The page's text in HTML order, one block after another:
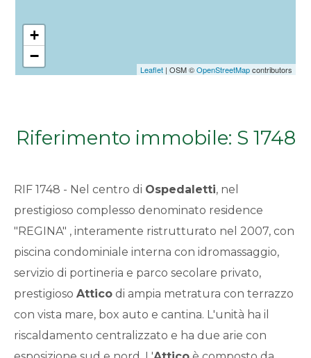
+
−
Leaflet| OSM ©OpenStreetMapcontributors
Riferimento immobile: S 1748
RIF 1748 - Nel centro di Ospedaletti, nel
prestigioso complesso denominato residence
"REGINA" , interamente ristrutturato nel 2007, con
piscina condominiale interna con idromassaggio,
servizio di portineria e parco secolare privato,
prestigiosoAttico di ampia metratura con terrazzo
con vista mare, box auto e cantina. L'unità ha il
riscaldamento centralizzato e ha due arie con
minimi
Qualsiasi
2
3
4